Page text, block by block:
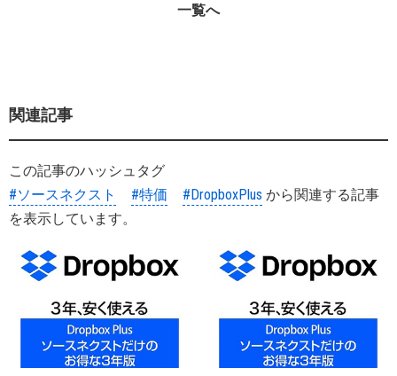
一覧へ
関連記事
この記事のハッシュタグ
#ソースネクスト
#特価 #DropboxPlus から関連する記事
を表示しています。